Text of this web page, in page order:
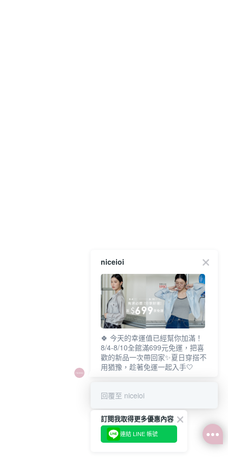
niceioi
🍀 今天的幸運值已經幫你加滿！
8/4-8/10全館滿699元免運，把喜
歡的新品一次帶回家✨夏日穿搭不
用猶豫，趁著免運一起入手🤍
回覆至 niceioi
訂閱我取得更多優惠內容
連結 LINE 帳號